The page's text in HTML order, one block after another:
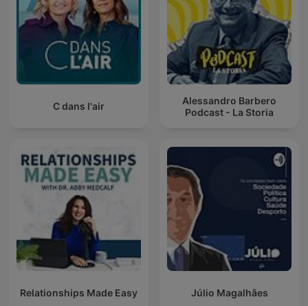
C dans l'air
Alessandro Barbero
Podcast - La Storia
Relationships Made Easy Júlio Magalhães